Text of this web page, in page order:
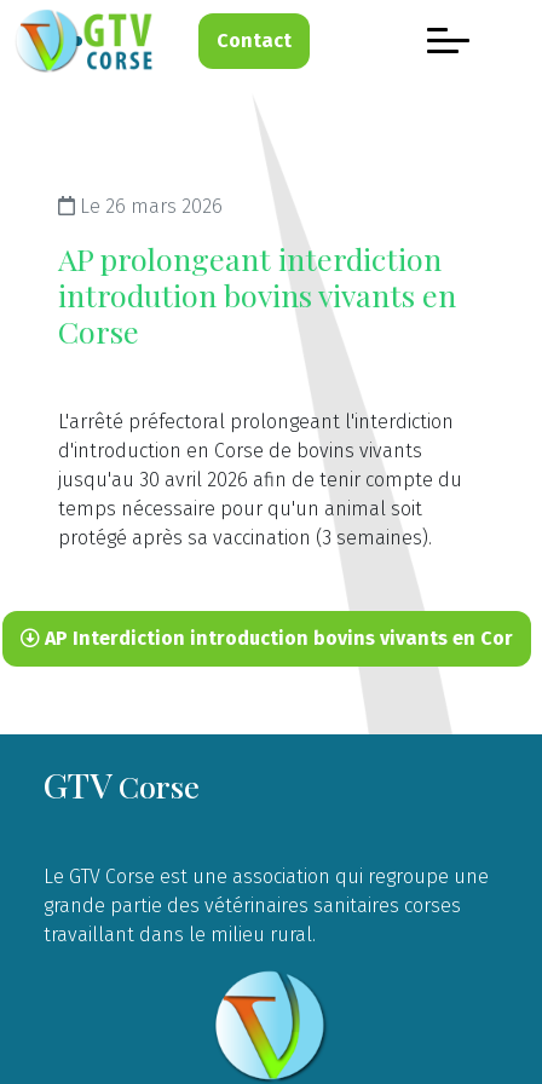
Contact
Le 26 mars 2026
AP prolongeant interdiction
introdution bovins vivants en
Corse
L'arrêté préfectoral prolongeant l'interdiction
d'introduction en Corse de bovins vivants
jusqu'au 30 avril 2026 afin de tenir compte du
temps nécessaire pour qu'un animal soit
protégé après sa vaccination (3 semaines).
AP Interdiction introduction bovins vivants en Cor
GTVCorse
Le GTV Corse est une association qui regroupe une
grande partie des vétérinaires sanitaires corses
travaillant dans le milieu rural.